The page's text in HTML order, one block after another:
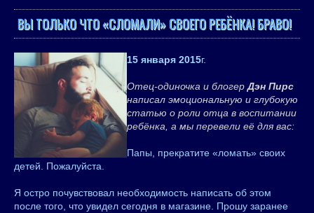
ВЫ ТОЛЬКО ЧТО «СЛОМАЛИ» СВОЕГО РЕБЁНКА! БРАВО!
15 января 2015г.
Отец-одиночка и блогерДэн Пирс
написал эмоциональную и глубокую
статью о роли отца в воспитании
ребёнка, а мы перевели её для вас:
Папы, прекратите «ломать» своих
детей. Пожалуйста.
Я остро почувствовал необходимость написать об этом
после того, что увидел сегодня в магазине. Прошу заранее